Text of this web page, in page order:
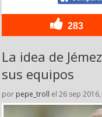
283
La idea de
sus equipos
por pepe_troll el 26 sep